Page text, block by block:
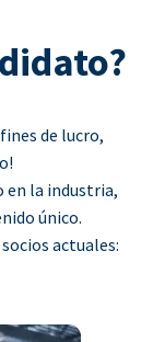
de lucro,
en la industria,
único.
actuales: